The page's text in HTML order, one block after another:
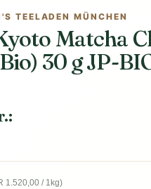
TEELADEN MÜNCHEN
Matcha
30 g JP-
1.520,00 / 1kg)